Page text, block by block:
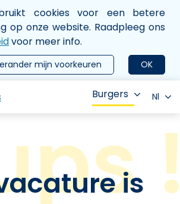
cookies voor een betere
op onze website. Raadpleeg ons
voor meer info.
OK
mijn voorkeuren
Burgers Nl
is